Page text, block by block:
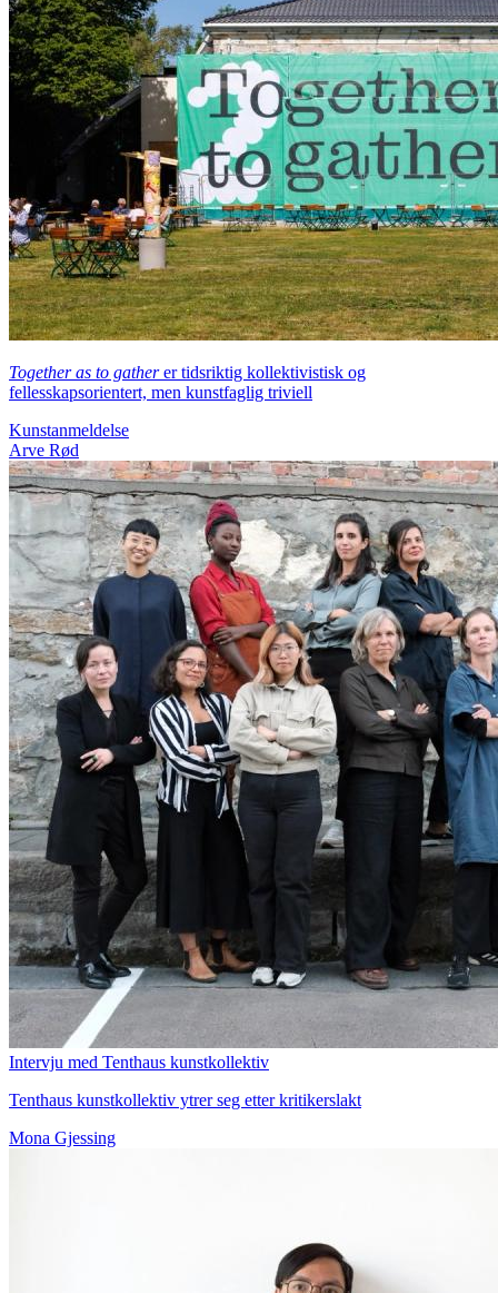
Together as to gatherer tidsriktig kollektivistisk og
fellesskapsorientert, men kunstfaglig triviell
Kunstanmeldelse
Arve Rød
Intervju med Tenthaus kunstkollektiv
Tenthaus kunstkollektiv ytrer seg etter kritikerslakt
Mona Gjessing